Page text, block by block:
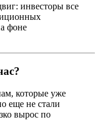
инвесторы все
фоне
которые уже
еще не стали
вырос по